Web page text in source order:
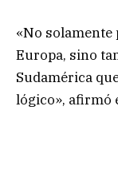
«No
Europa, sino
Sudamérica
lógico», afirmó